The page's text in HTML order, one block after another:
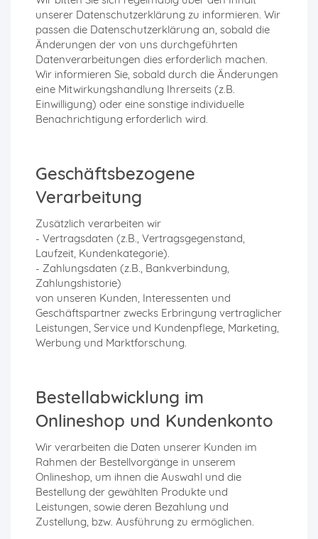
unserer Datenschutzerklärung zu informieren. Wir
passen die Datenschutzerklärung an, sobald die
Änderungen der von uns durchgeführten
Datenverarbeitungen dies erforderlich machen.
Wir informieren Sie, sobald durch die Änderungen
eine Mitwirkungshandlung Ihrerseits (z.B.
Einwilligung) oder eine sonstige individuelle
Benachrichtigung erforderlich wird.
Geschäftsbezogene
Verarbeitung
Zusätzlich verarbeiten wir
- Vertragsdaten (z.B., Vertragsgegenstand,
Laufzeit, Kundenkategorie).
- Zahlungsdaten (z.B., Bankverbindung,
Zahlungshistorie)
von unseren Kunden, Interessenten und
Geschäftspartner zwecks Erbringung vertraglicher
Leistungen, Service und Kundenpflege, Marketing,
Werbung und Marktforschung.
Bestellabwicklung im
Onlineshop und Kundenkonto
Wir verarbeiten die Daten unserer Kunden im
Rahmen der Bestellvorgänge in unserem
Onlineshop, um ihnen die Auswahl und die
Bestellung der gewählten Produkte und
Leistungen, sowie deren Bezahlung und
Zustellung, bzw. Ausführung zu ermöglichen.